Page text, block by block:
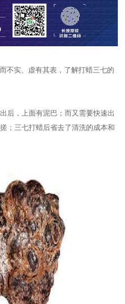
不实、虚有其表，了解打蜡三七的
后，上面有泥巴；而又需要快速出
；三七打蜡后省去了清洗的成本和